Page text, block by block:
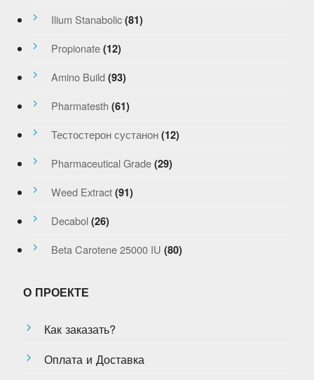
Ilium Stanabolic (81)
Propionate (12)
Amino Build (93)
Pharmatesth (61)
Тестостерон сустанон (12)
Pharmaceutical Grade (29)
Weed Extract (91)
Decabol (26)
Beta Carotene 25000 IU (80)
О ПРОЕКТЕ
Как заказать?
Оплата и Доставка